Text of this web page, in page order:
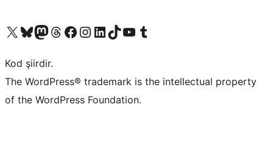
X (eski Twitter) hesabımıza bakın
Bluesky hesabımızı ziyaret edinMastodon hesabımızı ziyaret edinThreads hesabımızı ziyaret edinFacebook sayfamızı ziyaret edinInstagram hesabımızı ziyaret edinLinkedIn hesabımızı ziyaret edinTikTok hesabımızı ziyaret edinYouTube kanalımızı ziyaret edinTumblr hesabımızı ziyaret edin
Kod şiirdir.
The WordPress® trademark is the intellectual property
of the WordPress Foundation.